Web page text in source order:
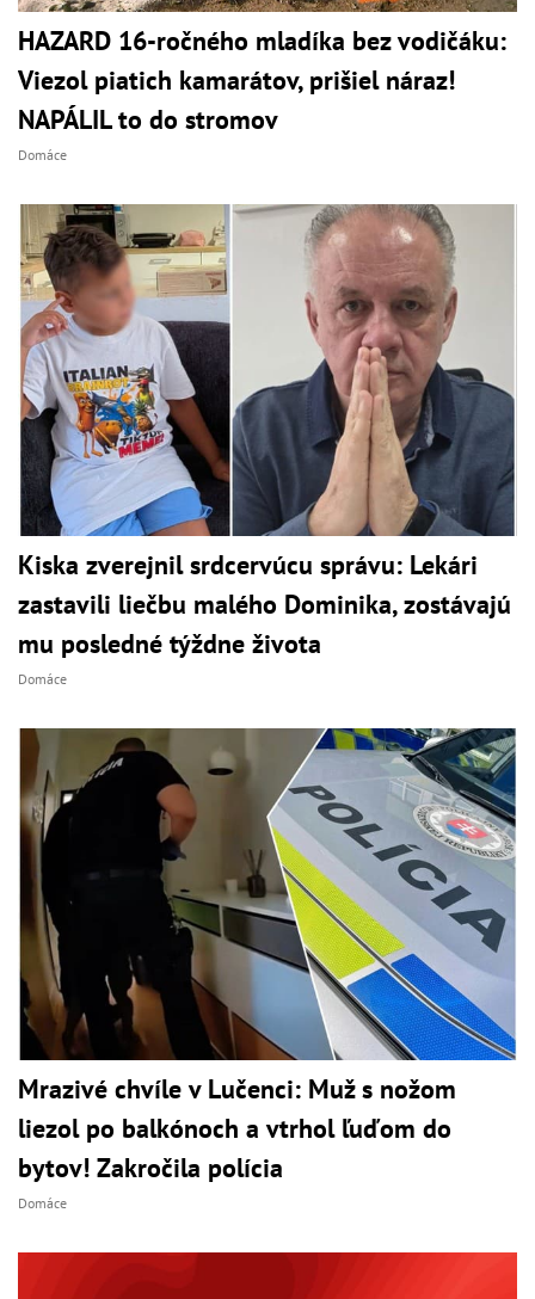
HAZARD 16-ročného mladíka bez vodičáku:
Viezol piatich kamarátov, prišiel náraz!
NAPÁLIL to do stromov
Domáce
Kiska zverejnil srdcervúcu správu: Lekári
zastavili liečbu malého Dominika, zostávajú
mu posledné týždne života
Domáce
Mrazivé chvíle v Lučenci: Muž s nožom
liezol po balkónoch a vtrhol ľuďom do
bytov! Zakročila polícia
Domáce